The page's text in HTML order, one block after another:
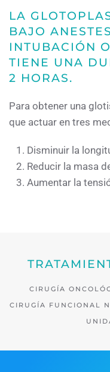
LA
BAJO
INTUBACIÓN
TIENE UNA
2 HORAS.
Para obtener una
que actuar en tres
Disminuir la
Reducir la masa
Aumentar la
CIRUGÍA
CIRUGÍA FUNCIONAL